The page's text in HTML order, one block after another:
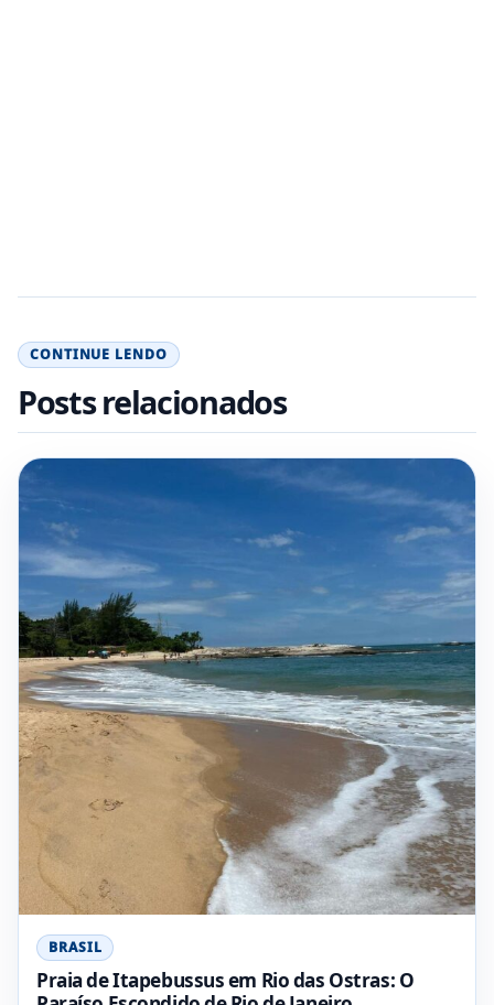
CONTINUE LENDO
Posts relacionados
BRASIL
Praia de Itapebussus em Rio das Ostras: O